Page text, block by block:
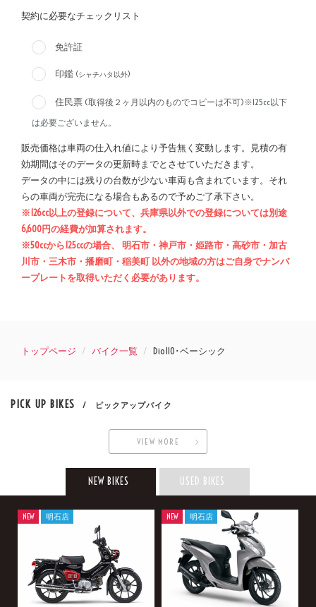
契約に必要なチェックリスト
免許証
印鑑 (シャチハタ以外)
住民票 (取得後２ヶ月以内のものでコピーは不可)※125cc以下
は必要ございません。
販売価格は車両の仕入れ値により予告無く変動します。見積の有
効期間はそのデータの更新時までとさせていただきます。
データの中には残りの台数が少ない車両も含まれています。それ
らの車両が完売になる場合もあるので予めご了承下さい。
※126cc以上の登録について、兵庫県以外での登録については別途
6,600円の経費が加算されます。
※50ccから125ccの場合、 明石市・神戸市・姫路市・高砂市・加古
川市・三木市・播磨町・稲美町 以外の地域の方はご自身でナンバ
ープレートを取得いただく必要があります。
トップページ バイク一覧 Dio110･ベーシック
PICK UP BIKES / ピックアップバイク
VIEW MORE
NEW BIKES USED BIKES
NEW 明石店 NEW 明石店